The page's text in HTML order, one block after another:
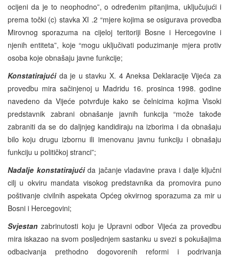
ocijeni da je to neophodno”, o određenim pitanjima, uključujući i
prema točki (c) stavka XI .2 “mjere kojima se osigurava provedba
Mirovnog sporazuma na cijeloj teritoriji Bosne i Hercegovine i
njenih entiteta”, koje “mogu uključivati poduzimanje mjera protiv
osoba koje obnašaju javne funkcije;
Konstatirajući da je u stavku X. 4 Aneksa Deklaracije Vijeća za
provedbu mira sačinjenoj u Madridu 16. prosinca 1998. godine
navedeno da Vijeće potvrđuje kako se čelnicima kojima Visoki
predstavnik zabrani obnašanje javnih funkcija “može takođe
zabraniti da se do daljnjeg kandidiraju na izborima i da obnašaju
bilo koju drugu izbornu ili imenovanu javnu funkciju i obnašaju
funkciju u političkoj stranci”;
Nadalje konstatirajućida jačanje vladavine prava i dalje ključni
cilj u okviru mandata visokog predstavnika da promovira puno
poštivanje civilnih aspekata Općeg okvirnog sporazuma za mir u
Bosni i Hercegovini;
Svjestan zabrinutosti koju je Upravni odbor Vijeća za provedbu
mira iskazao na svom posljednjem sastanku u svezi s pokušajima
odbacivanja prethodno dogovorenih reformi i podrivanja